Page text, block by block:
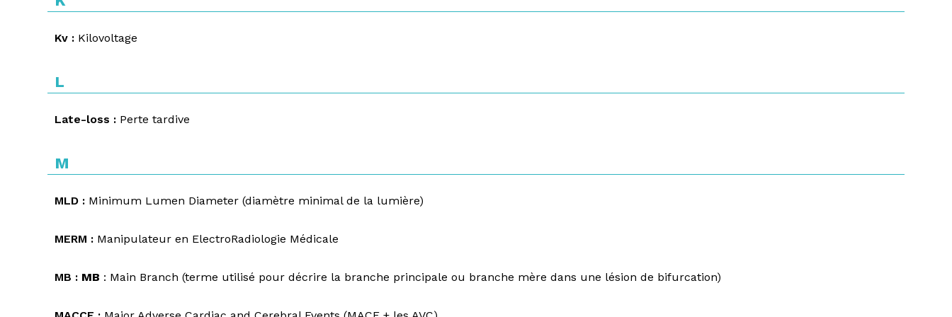
Kv : Kilovoltage
L
Late-loss : Perte tardive
M
MLD : Minimum Lumen Diameter (diamètre minimal de la lumière)
MERM : Manipulateur en ElectroRadiologie Médicale
MB : MB : Main Branch (terme utilisé pour décrire la branche principale ou branche mère dans une lésion de bifurcation)